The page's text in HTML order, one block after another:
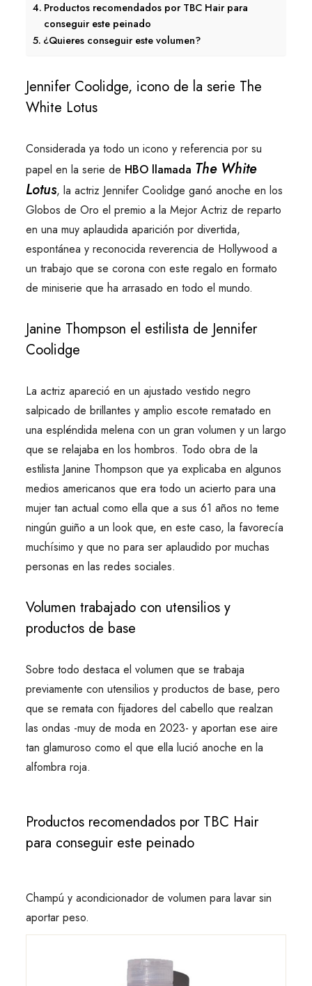
Productos recomendados por TBC Hair para
conseguir este peinado
¿Quieres conseguir este volumen?
Jennifer Coolidge, icono de la serie The
White Lotus
Considerada ya todo un icono y referencia por su
papel en la serie de HBO llamada The White
Lotus, la actriz Jennifer Coolidge ganó anoche en los
Globos de Oro el premio a la Mejor Actriz de reparto
en una muy aplaudida aparición por divertida,
espontánea y reconocida reverencia de Hollywood a
un trabajo que se corona con este regalo en formato
de miniserie que ha arrasado en todo el mundo.
Janine Thompson el estilista de Jennifer
Coolidge
La actriz apareció en un ajustado vestido negro
salpicado de brillantes y amplio escote rematado en
una espléndida melena con un gran volumen y un largo
que se relajaba en los hombros. Todo obra de la
estilista Janine Thompson que ya explicaba en algunos
medios americanos que era todo un acierto para una
mujer tan actual como ella que a sus 61 años no teme
ningún guiño a un look que, en este caso, la favorecía
muchísimo y que no para ser aplaudido por muchas
personas en las redes sociales.
Volumen trabajado con utensilios y
productos de base
Sobre todo destaca el volumen que se trabaja
previamente con utensilios y productos de base, pero
que se remata con fijadores del cabello que realzan
las ondas -muy de moda en 2023- y aportan ese aire
tan glamuroso como el que ella lució anoche en la
alfombra roja.
Productos recomendados por TBC Hair
para conseguir este peinado
Champú y acondicionador de volumen para lavar sin
aportar peso.